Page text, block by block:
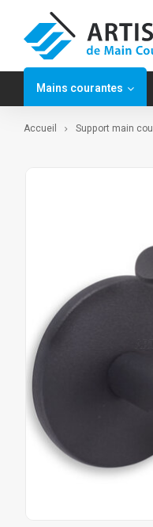
Mains courantes
Accueil Support main